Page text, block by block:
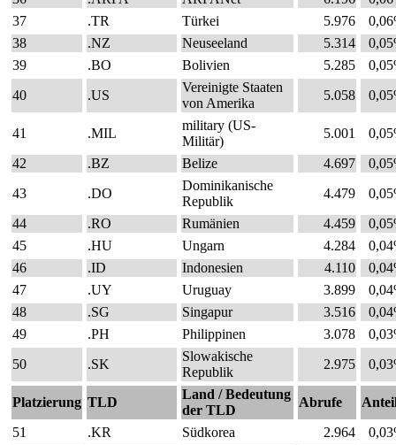
37
.TR Türkei 5.976
38
.NZ Neuseeland 5.314
39
.BO Bolivien 5.285
40
.US
Vereinigte Staaten
von Amerika
5.058
41 .MIL
military (US-
Militär)
5.001
42
.BZ Belize 4.697
43
.DO
Dominikanische
Republik
4.479
44
.RO Rumänien 4.459
45
.HU Ungarn 4.284
46
.ID Indonesien 4.110
47
.UY Uruguay 3.899
48
.SG Singapur 3.516
49
.PH Philippinen 3.078
50
.SK
Slowakische
Republik
2.975
Platzierung TLD
Land / Bedeutung
der TLD
Abrufe
51
.KR Südkorea 2.964